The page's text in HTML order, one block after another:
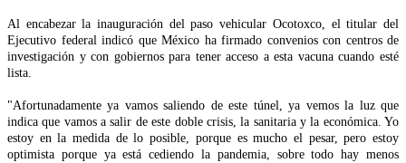
Al encabezar la inauguración del paso vehicular Ocotoxco, el titular del
Ejecutivo federal indicó que México ha firmado convenios con centros de
investigación y con gobiernos para tener acceso a esta vacuna cuando esté
lista.
"Afortunadamente ya vamos saliendo de este túnel, ya vemos la luz que
indica que vamos a salir de este doble crisis, la sanitaria y la económica. Yo
estoy en la medida de lo posible, porque es mucho el pesar, pero estoy
optimista porque ya está cediendo la pandemia, sobre todo hay menos